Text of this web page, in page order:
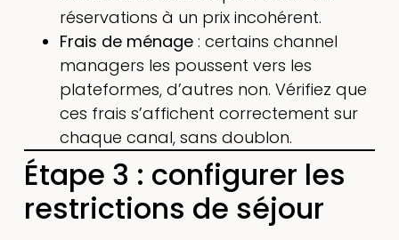
réservations à un prix incohérent.
Frais de ménage: certains channel
managers les poussent vers les
plateformes, d’autres non. Vérifiez que
ces frais s’affichent correctement sur
chaque canal, sans doublon.
Étape 3 : configurer les
restrictions de séjour